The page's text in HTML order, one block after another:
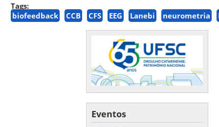
Tags:
biofeedback
CCB CFS EEG Lanebi neurometria
Eventos